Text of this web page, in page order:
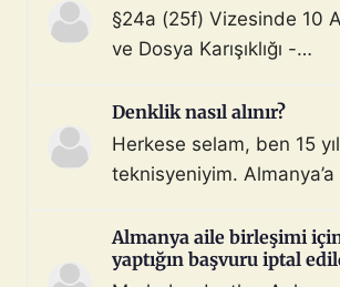
maalesef yapmadım).
araç satın aldım ve
ehliyeti olan biri aracı
Türkiye sınır […]
§24a (25f) Vizesinde 10
ve Dosya Karışıklığı -
Merhaba, §24a BeschV
Sürücü) vize sürecimizde
geride bıraktık ve
Özeti: Başvuru:
iDATA - Aile dahil).
Denklik nasıl alınır?
Herkese selam, ben 15
teknisyeniyim.
topladım ve yeminli
ettim. Bu konuda ya da iş
Almanya aile birleşimi
yaptığın başvuru iptal